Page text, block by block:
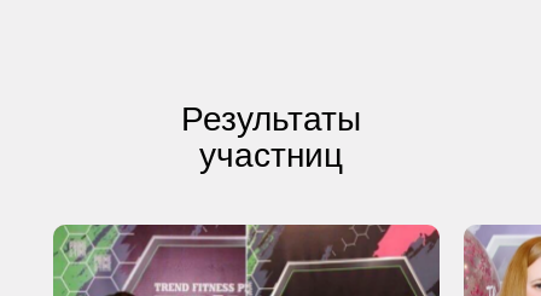
Результаты
участниц